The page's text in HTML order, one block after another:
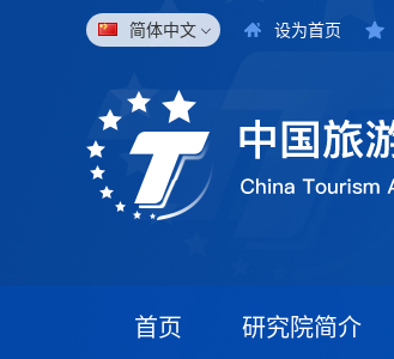
简体中文 设为首页
首页 研究院简介